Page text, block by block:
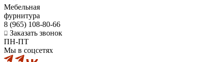
Мебельная
фурнитура
8 (965) 108-80-66
Заказать звонок
ПН-ПТ
Мы в соцсетях